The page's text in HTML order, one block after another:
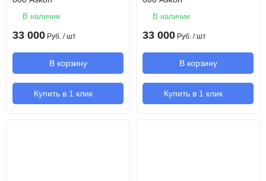
В наличии
33 000 Руб. / шт
В корзину
Купить в 1 клик
В наличии
33 000 Руб. / шт
В корзину
Купить в 1 клик